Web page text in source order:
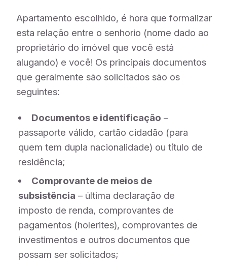
Apartamento escolhido, é hora que formalizar
esta relação entre o senhorio (nome dado ao
proprietário do imóvel que você está
alugando) e você! Os principais documentos
que geralmente são solicitados são os
seguintes:
Documentos e identificação –
passaporte válido, cartão cidadão (para
quem tem dupla nacionalidade) ou título de
residência;
Comprovante de meios de
subsistência – última declaração de
imposto de renda, comprovantes de
pagamentos (holerites), comprovantes de
investimentos e outros documentos que
possam ser solicitados;